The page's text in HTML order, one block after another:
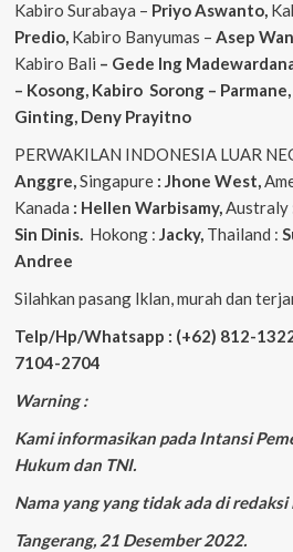
Kabiro Surabaya – PriyoAswanto,
Predio, Kabiro Banyumas – Asep
Kabiro Bali – Gede Ing
– Kosong, Kabiro Sorong – Parmane,
Ginting, Deny Prayitno
PERWAKILAN INDONESIA LUAR
Anggre,Singapure: Jhone West,
Kanada : Hellen Warbisamy,Australy
Sin Dinis. Hokong : Jacky, Thailand :
Andree
Silahkan pasang Iklan, murah dan
Telp/Hp/Whatsapp : (+62) 812-
7104-2704
Warning :
Kami informasikan pada Intansi
Hukum dan TNI.
Nama yang yang tidak ada di
Tangerang, 21 Desember 2022.